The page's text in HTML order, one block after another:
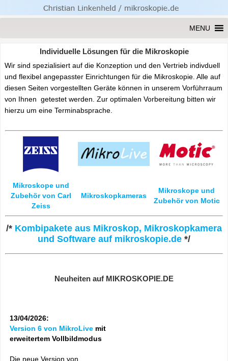
MENU
Individuelle Lösungen für die Mikroskopie
Wir sind spezialisiert auf die Konzeption und den Vertrieb indivduell
und flexibel angepasster Einrichtungen für die Mikroskopie. Alle auf
diesen Seiten vorgestellten Geräte können in unserem Vorführraum
von Ihnen getestet werden. Zur optimalen Vorbereitung bitten wir
hierzu um eine Terminabsprache.
Mikroskope und
Zubehör von Carl
Zeiss
Mikroskopkameras
Mikroskope und
Zubehör von Motic
/* Kombipakete aus Mikroskop, Mikroskopkamera
und Software auf mikroskopie.de*/
Neuheiten auf MIKROSKOPIE.DE
13/04/2026:
Version 6 von MikroLivemit
erweitertem Vollbildmodus
Die neue Version von